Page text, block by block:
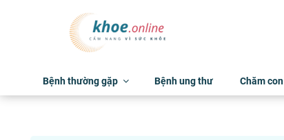
Bệnh thường gặp Bệnh ung thư Chăm con